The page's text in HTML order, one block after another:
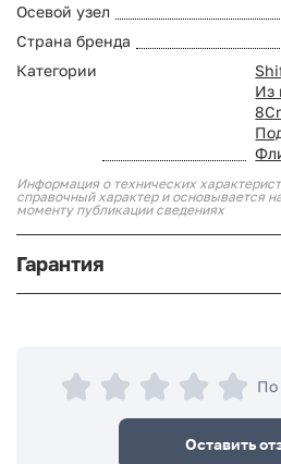
Осевой узел
Страна бренда
Категории
Из
Информация о технических
справочный характер и основывается
моменту публикации сведениях
Гарантия
По
Оставить